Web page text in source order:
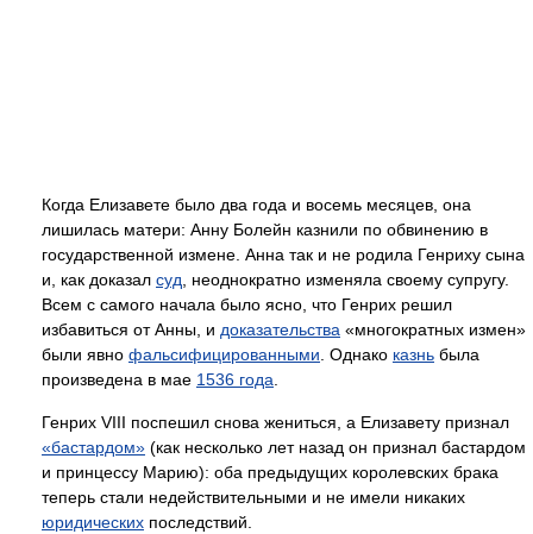
Когда Елизавете было два года и восемь месяцев, она
лишилась матери: Анну Болейн казнили по обвинению в
государственной измене. Анна так и не родила Генриху сына
и, как доказал суд , неоднократно изменяла своему супругу.
Всем с самого начала было ясно, что Генрих решил
избавиться от Анны, и доказательства «многократных измен»
были явно фальсифицированными . Однако казнь была
произведена в мае 1536 года
Генрих VIII поспешил снова жениться, а Елизавету признал
«бастардом» (как несколько лет назад он признал бастардом
и принцессу Марию): оба предыдущих королевских брака
теперь стали недействительными и не имели никаких
юридических последствий.